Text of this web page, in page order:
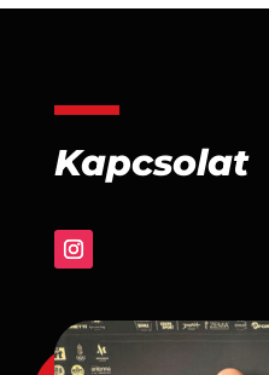
Kapcsolat